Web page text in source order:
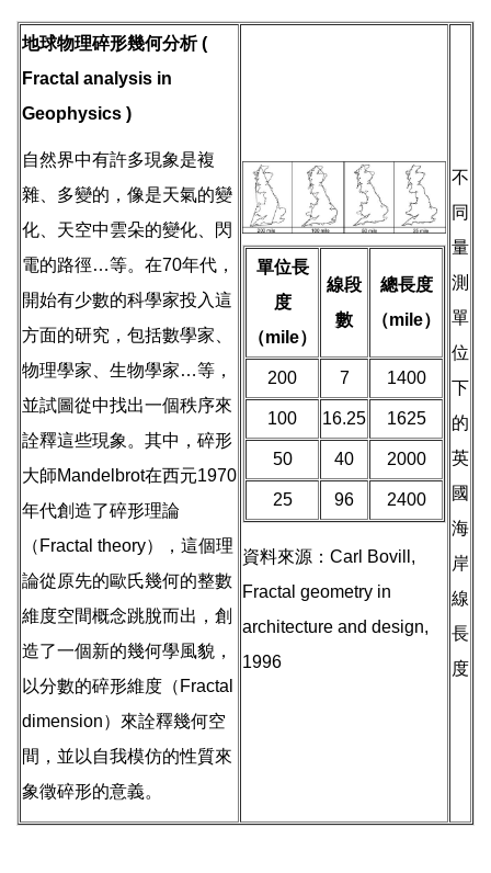
地球物理碎形幾何分析 (
Fractal analysis in
Geophysics )
自然界中有許多現象是複
雜、多變的，像是天氣的變
化、天空中雲朵的變化、閃
電的路徑…等。在70年代，
開始有少數的科學家投入這
方面的研究，包括數學家、
物理學家、生物學家…等，
並試圖從中找出一個秩序來
詮釋這些現象。其中，碎形
大師Mandelbrot在西元1970
年代創造了碎形理論
（Fractal theory），這個理
論從原先的歐氏幾何的整數
維度空間概念跳脫而出，創
造了一個新的幾何學風貌，
以分數的碎形維度（Fractal
dimension）來詮釋幾何空
間，並以自我模仿的性質來
象徵碎形的意義。
單位長
度
（mile）
線段
數
總長度
（mile）
200 7 1400
100 16.25 1625
50 40 2000
25 96 2400
資料來源：Carl Bovill,
Fractal geometry in
architecture and design,
1996
不
同
量
測
單
位
下
的
英
國
海
岸
線
長
度